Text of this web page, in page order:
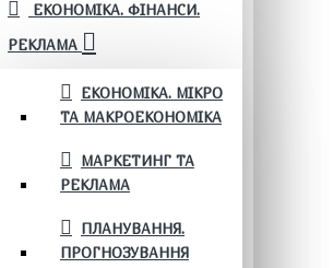
ЕКОНОМІКА. ФІНАНСИ.
РЕКЛАМА
ЕКОНОМІКА. МІКРО
ТА МАКРОЕКОНОМІКА
МАРКЕТИНГ ТА
РЕКЛАМА
ПЛАНУВАННЯ.
ПРОГНОЗУВАННЯ